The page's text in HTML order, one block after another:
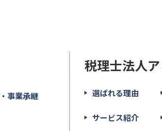
事業承継
税理士法人
選ばれる理由
サービス紹介